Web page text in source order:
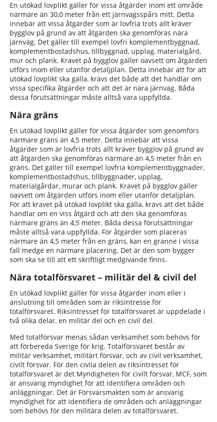
En utökad lovplikt gäller för vissa åtgärder inom ett område
närmare än 30,0 meter från ett järnvägsspårs mitt. Detta
innebär att vissa åtgärder som är lovfria trots allt kräver
bygglov på grund av att åtgärden ska genomföras nära
järnväg. Det gäller till exempel lovfri komplementbyggnad,
komplementbostadshus, tillbyggnad, upplag, materialgård,
mur och plank. Kravet på bygglov gäller oavsett om åtgärden
utförs inom eller utanför detaljplan. Detta innebär att för att
utökad lovplikt ska gälla, krävs det både att det handlar om
vissa specifika åtgärder och att det är nära järnväg. Båda
dessa förutsättningar måste alltså vara uppfyllda.
Nära gräns
En utökad lovplikt gäller för vissa åtgärder som genomförs
närmare gräns än 4,5 meter. Detta innebär att vissa
åtgärder som är lovfria trots allt kräver bygglov på grund av
att åtgärden ska genomföras närmare än 4,5 meter från en
gräns. Det gäller till exempel lovfria komplementbyggnader,
komplementbostadshus, tillbyggnader, upplag,
materialgårdar, murar och plank. Kravet på bygglov gäller
oavsett om åtgärden utförs inom eller utanför detaljplan.
För att kravet på utökad lovplikt ska gälla, krävs att det både
handlar om en viss åtgärd och att den ska genomföras
närmare gräns än 4,5 meter. Båda dessa förutsättningar
måste alltså vara uppfyllda. För åtgärder som placeras
närmare än 4,5 meter från en gräns, kan en granne i vissa
fall medge en närmare placering. Det är den som bygger
som ska se till att ett skriftligt medgivande finns.
Nära totalförsvaret – militär del & civil del
En utökad lovplikt gäller för vissa åtgärder inom eller i
anslutning till områden som är riksintresse för
totalförsvaret. Riksintresset för totalförsvaret är uppdelade i
två olika delar, en militär del och en civil del.
Med totalförsvar menas sådan verksamhet som behövs för
att förbereda Sverige för krig. Totalförsvaret består av
militär verksamhet, militärt försvar, och av civil verksamhet,
civilt försvar. För den civila delen av riksintresset för
totalförsvaret är det Myndigheten för civilt försvar, MCF, som
är ansvarig myndighet för att identifiera områden och
anläggningar. Det är Försvarsmakten som är ansvarig
myndighet för att identifiera de områden och anläggningar
som behövs för den militära delen av totalförsvaret.